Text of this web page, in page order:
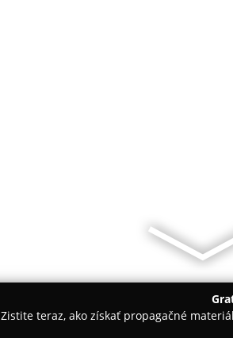
Zistite teraz, ako získať propagačné